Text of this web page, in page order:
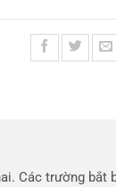
Các trường bắt